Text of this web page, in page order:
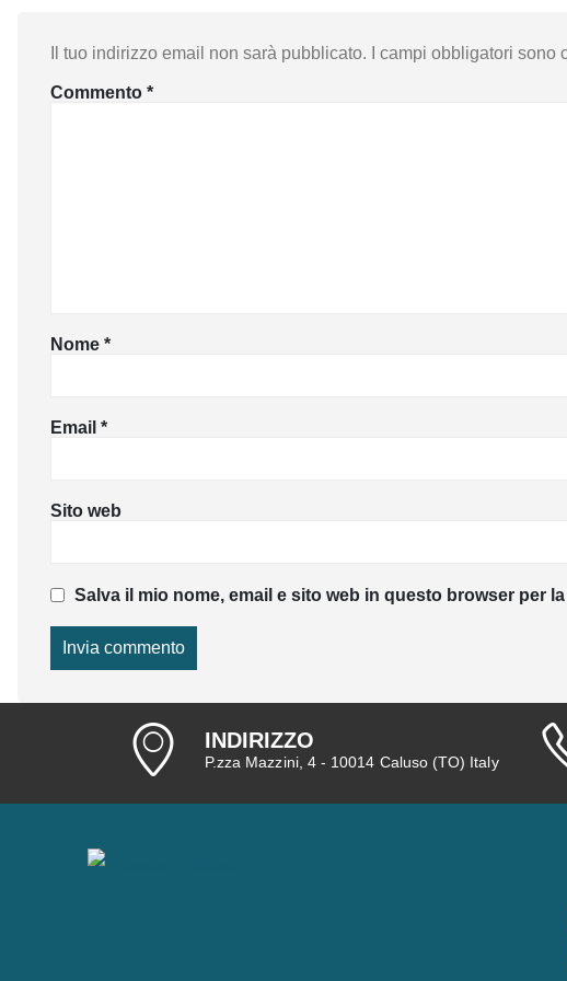
Il tuo indirizzo email non sarà pubblicato. I campi obbligatori sono
Commento *
Nome *
Email *
Sito web
Salva il mio nome, email e sito web in questo browser per
INDIRIZZO
P.zza Mazzini, 4 - 10014 Caluso (TO) Italy